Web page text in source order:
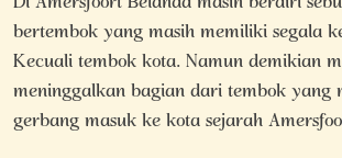
bertembok yang masih memiliki segala
Kecuali tembok kota. Namun demikian
meninggalkan bagian dari tembok
gerbang masuk ke kota sejarah